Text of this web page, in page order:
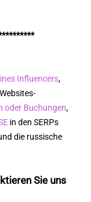
Influencers,
oder Buchungen,
in den SERPs
die russische
Sie uns